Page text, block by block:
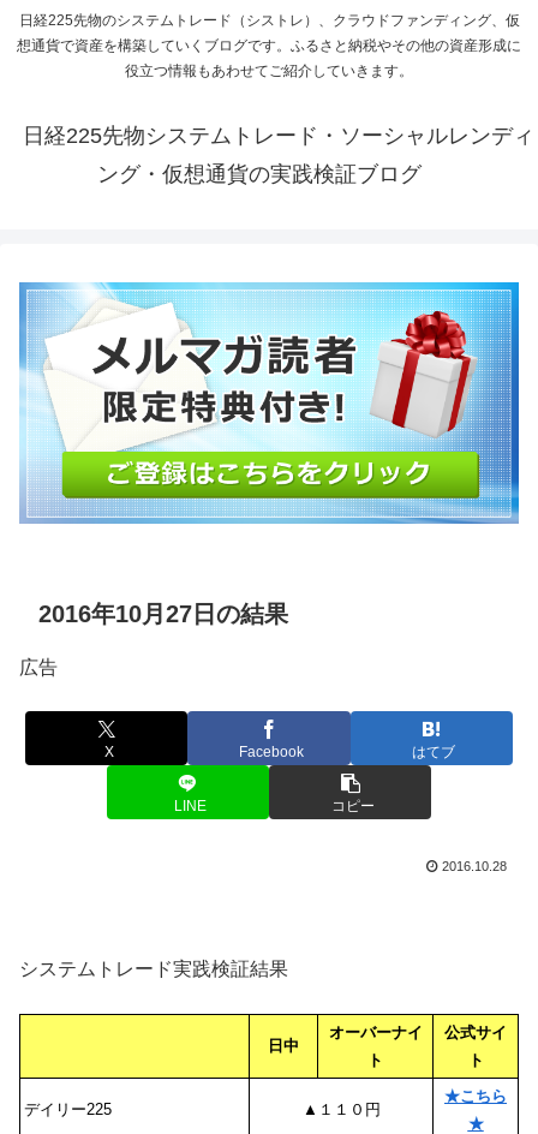
日経225先物のシステムトレード（シストレ）、クラウドファンディング、仮
想通貨で資産を構築していくブログです。ふるさと納税やその他の資産形成に
役立つ情報もあわせてご紹介していきます。
日経225先物システムトレード・ソーシャルレンディ
ング・仮想通貨の実践検証ブログ
2016年10月27日の結果
広告
X Facebook はてブ
LINE コピー
2016.10.28
システムトレード実践検証結果
日中
オーバーナイ
ト
公式サイ
ト
デイリー225 ▲１１０円
★こちら
★